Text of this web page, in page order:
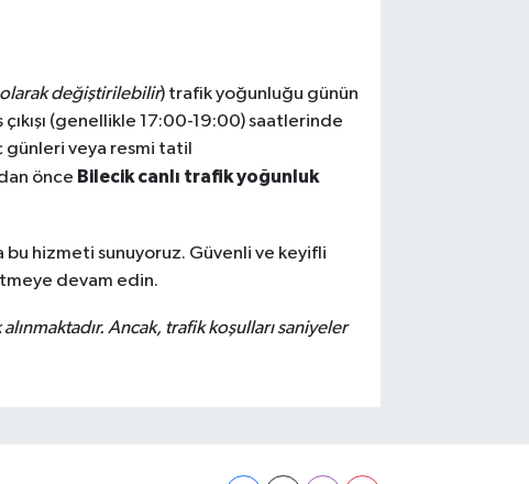
değiştirilebilir) trafik yoğunluğu günün
(genellikle 17:00-19:00) saatlerinde
günleri veya resmi tatil
önce Bilecik canlı trafik yoğunluk
bu hizmeti sunuyoruz. Güvenli ve keyifli
devam edin.
Ancak, trafik koşulları saniyeler